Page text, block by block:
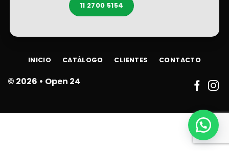
11 2700 5154
© 2026 • Open 24
INICIO CATÁLOGO CLIENTES CONTACTO